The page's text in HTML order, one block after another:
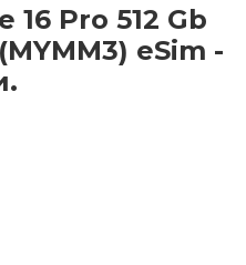
Pro 512 Gb
eSim -